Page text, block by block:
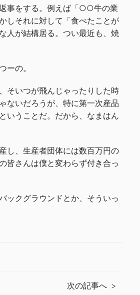
事をする。例えば「○○牛の業
しそれに対して「食べたことが
人が結構居る。つい最近も、焼
ーの。
そいつが飛んじゃったりした時
ないだろうが、特に第一次産品
いうことだ。だから、なまはん
し、生産者団体には数百万円の
皆さんは僕と変わらず付き合っ
ックグラウンドとか、そういっ
次の記事へ